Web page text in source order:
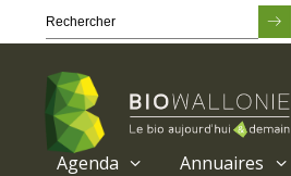
Agenda Annuaires